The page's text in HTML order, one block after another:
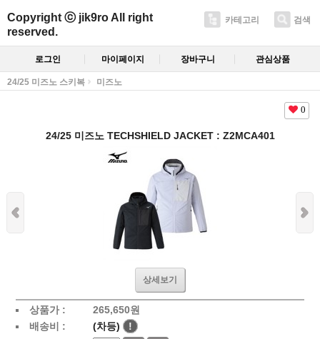
Copyright ⓒ jik9ro All right
reserved.
카테고리 검색
로그인 마이페이지 장바구니 관심상품
24/25 미즈노 스키복 미즈노
0
24/25 미즈노 TECHSHIELD JACKET : Z2MCA401
상세보기
상품가 :
265,650원
배송비 :
(차등)
!